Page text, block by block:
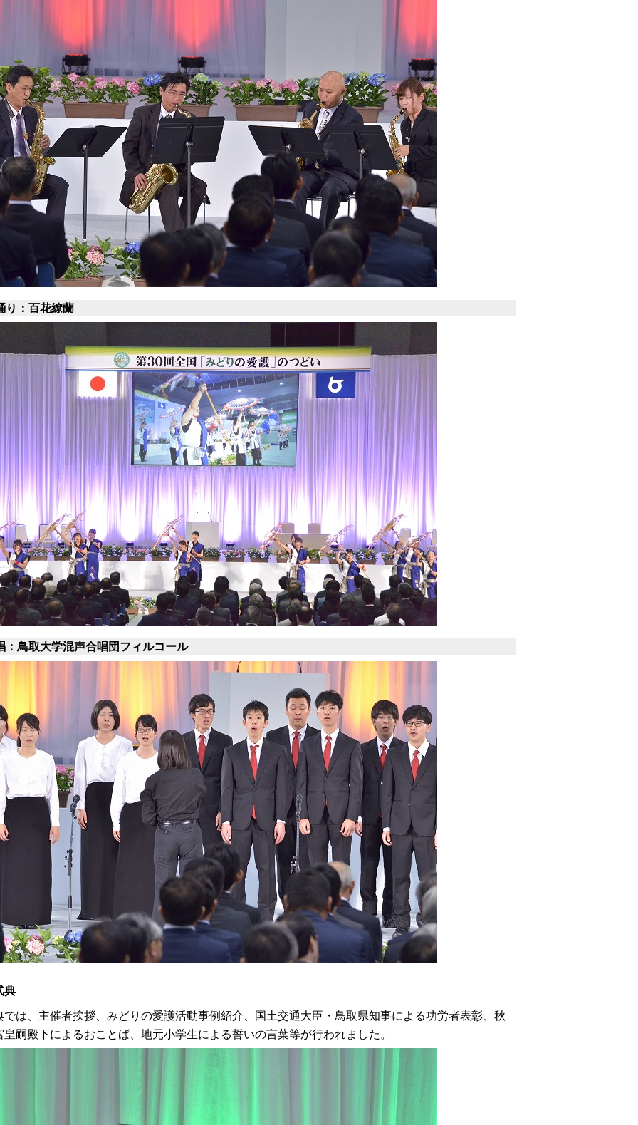
り：百花繚蘭
：鳥取大学混声合唱団フィルコール
典
では、主催者挨拶、みどりの愛護活動事例紹介、国土交通大臣・鳥取県知事による功労者表彰、秋
皇嗣殿下によるおことば、地元小学生による誓いの言葉等が行われました。